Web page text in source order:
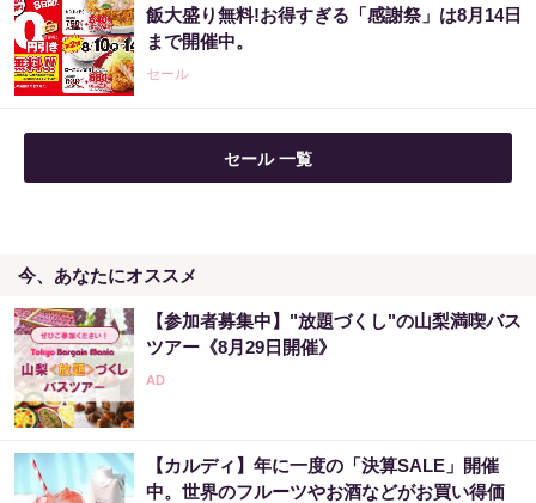
飯大盛り無料!お得すぎる「感謝祭」は8月14日
まで開催中。
セール
セール 一覧
今、あなたにオススメ
【参加者募集中】"放題づくし"の山梨満喫バス
ツアー《8月29日開催》
【カルディ】年に一度の「決算SALE」開催
中。世界のフルーツやお酒などがお買い得価